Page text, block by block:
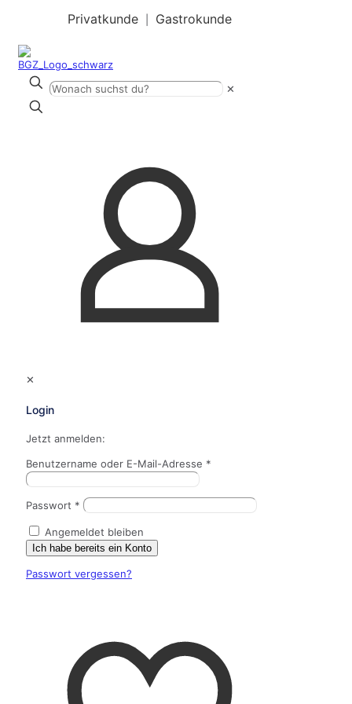
Privatkunde Gastrokunde
✕
✕
Login
Jetzt anmelden:
Benutzername oder E-Mail-Adresse *
Passwort *
Angemeldet bleiben
Ich habe bereits ein Konto
Passwort vergessen?